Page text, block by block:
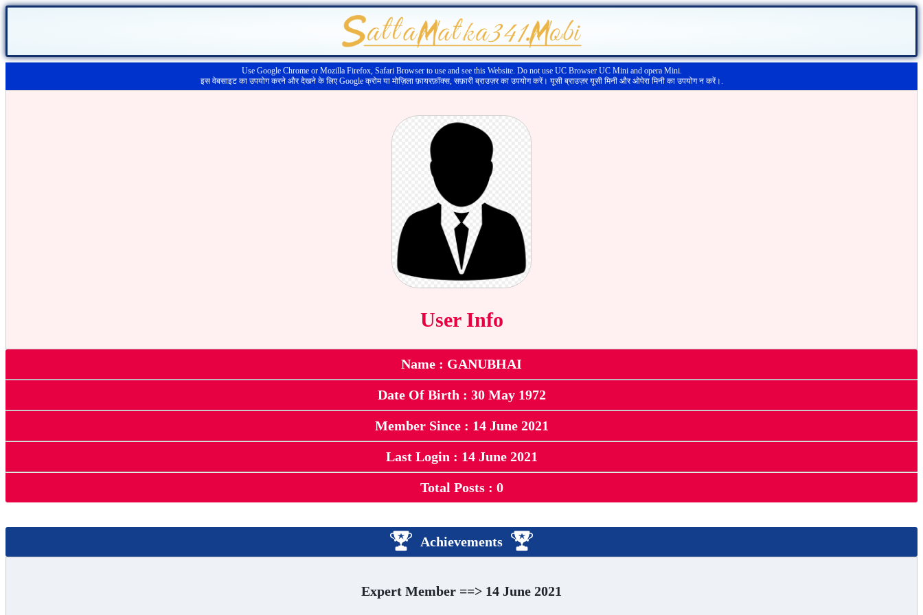
Use Google Chrome or Mozilla Firefox, Safari Browser to use and see this Website. Do not use UC Browser UC Mini and opera Mini.
इस वेबसाइट का उपयोग करने और देखने के लिए Google क्रोम या मोज़िला फ़ायरफ़ॉक्स, सफ़ारी ब्राउज़र का उपयोग करें। यूसी ब्राउज़र यूसी मिनी और ओपेरा मिनी का उपयोग न करें।.
User Info
Name : GANUBHAI
Date Of Birth : 30 May 1972
Member Since : 14 June 2021
Last Login : 14 June 2021
Total Posts : 0
Achievements
Expert Member ==> 14 June 2021